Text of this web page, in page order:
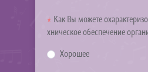
Как Вы можете
хническое обеспечение
Хорошее